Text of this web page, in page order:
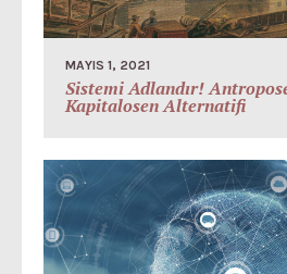
MAYIS 1, 2021
Sistemi Adlandır!
Kapitalosen Alternatifi